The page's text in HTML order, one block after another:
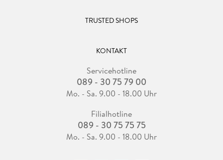
TRUSTED SHOPS
KONTAKT
Servicehotline
089 - 30 75 79 00
Mo. - Sa. 9.00 - 18.00 Uhr
Filialhotline
089 - 30 75 75 75
Mo. - Sa. 9.00 - 18.00 Uhr